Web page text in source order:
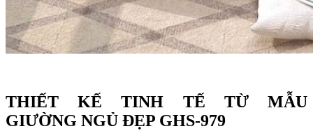
THIẾT KẾ TINH TẾ TỪ MẪU
GIƯỜNG NGỦ ĐẸP GHS-979